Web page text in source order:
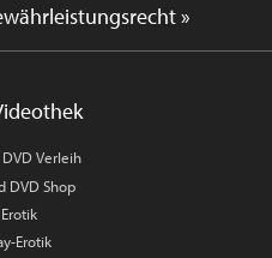
»
Verleih
DVD Shop
Erotik